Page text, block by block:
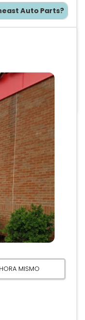
Auto Parts?
MISMO